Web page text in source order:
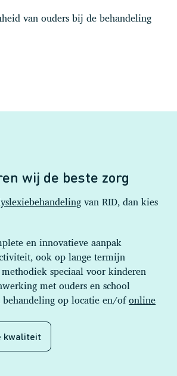
van ouders bij de behandeling
wij de beste zorg
van RID, dan kies
en innovatieve aanpak
ook op lange termijn
speciaal voor kinderen
met ouders en school
behandeling op locatie en/ofonline
kwaliteit